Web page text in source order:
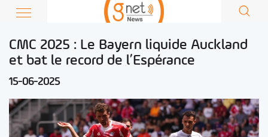
CMC 2025 : Le Bayern liquide Auckland
et bat le record de l’Espérance
15-06-2025